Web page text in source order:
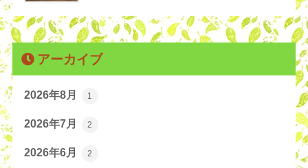
アーカイブ
2026年8月 1
2026年7月 2
2026年6月 2